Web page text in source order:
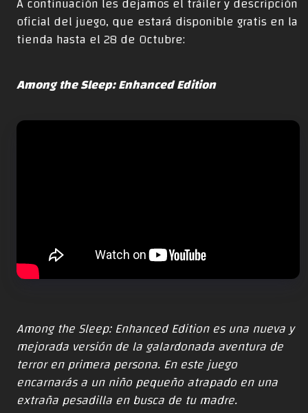
oficial del juego, que estará disponible gratis en la
tienda hasta el 28 de Octubre:
Among the Sleep: Enhanced Edition
Among the Sleep: Enhanced Edition es una nueva y
mejorada versión de la galardonada aventura de
terror en primera persona. En este juego
encarnarás a un niño pequeño atrapado en una
extraña pesadilla en busca de tu madre.